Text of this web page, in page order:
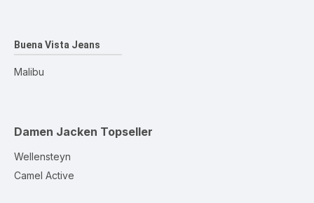
Buena Vista Jeans
Malibu
Damen Jacken Topseller
Wellensteyn
Camel Active